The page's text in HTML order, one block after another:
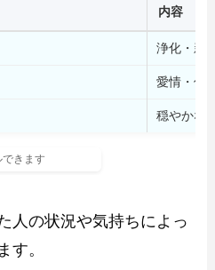
内容
浄化・新
愛情・信
穏やかな
人の状況や気持ちによっ
す。